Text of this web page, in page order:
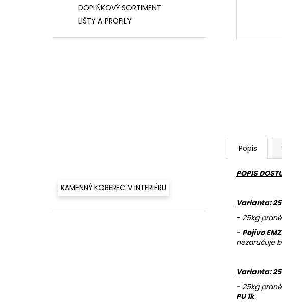
DOPLŇKOVÝ SORTIMENT
LIŠTY A PROFILY
KAMENNÝ KOBEREC V INTERIÉRU
Popis
POPIS
Varianta:
- 25kg
- Pojivo EMZ
nezaručuje
Varianta: 25
- 25kg
PU 1k.
460 Kč